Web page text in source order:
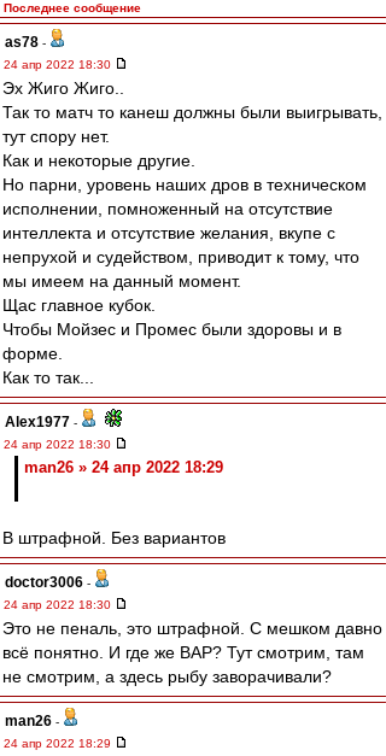
Последнее сообщение
as78 -
24 апр 2022 18:30
Эх Жиго Жиго..
Так то матч то канеш должны были выигрывать,
тут спору нет.
Как и некоторые другие.
Но парни, уровень наших дров в техническом
исполнении, помноженный на отсутствие
интеллекта и отсутствие желания, вкупе с
непрухой и судейством, приводит к тому, что
мы имеем на данный момент.
Щас главное кубок.
Чтобы Мойзес и Промес были здоровы и в
форме.
Как то так...
Alex1977 -
24 апр 2022 18:30
man26 » 24 апр 2022 18:29
В штрафной. Без вариантов
doctor3006 -
24 апр 2022 18:30
Это не пеналь, это штрафной. С мешком давно
всё понятно. И где же ВАР? Тут смотрим, там
не смотрим, а здесь рыбу заворачивали?
man26 -
24 апр 2022 18:29